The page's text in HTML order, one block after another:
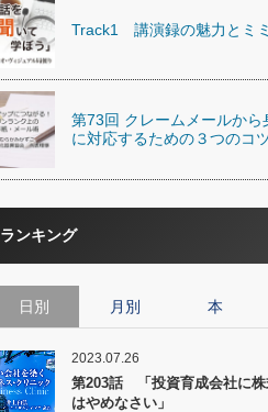
Track1 講演録の魅力とミ
第73回 クレームメールから
に対応するための３つのコ
ランキング
日別 月別 本
2023.07.26
第203話 「投資育成会社に株
はやめなさい」